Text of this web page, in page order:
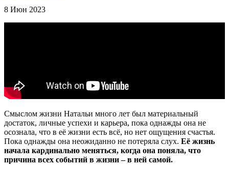
8 Июн 2023
Смыслом жизни Натальи много лет был материальный
достаток, личные успехи и карьера, пока однажды она не
осознала, что в её жизни есть всё, но нет ощущения счастья.
Пока однажды она неожиданно не потеряла слух. Её жизнь
начала кардинально меняться, когда она поняла, что
причина всех событий в жизни – в ней самой.